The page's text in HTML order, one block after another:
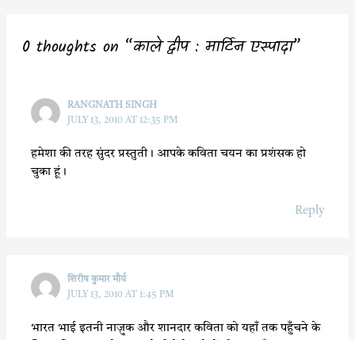
0 thoughts on “काले द्वीप : मार्टिन एस्पादा”
RANGNATH SINGH
JULY 13, 2010 AT 12:35 PM
हमेशा की तरह सुंदर प्रस्तुती। आपके कविता चयन का प्रशंसक हो
चुका हूं।
Reply
शिरीष कुमार मौर्य
JULY 13, 2010 AT 1:45 PM
भारत भाई इतनी नाज़ुक और शानदार कविता को यहाँ तक पहुँचने के